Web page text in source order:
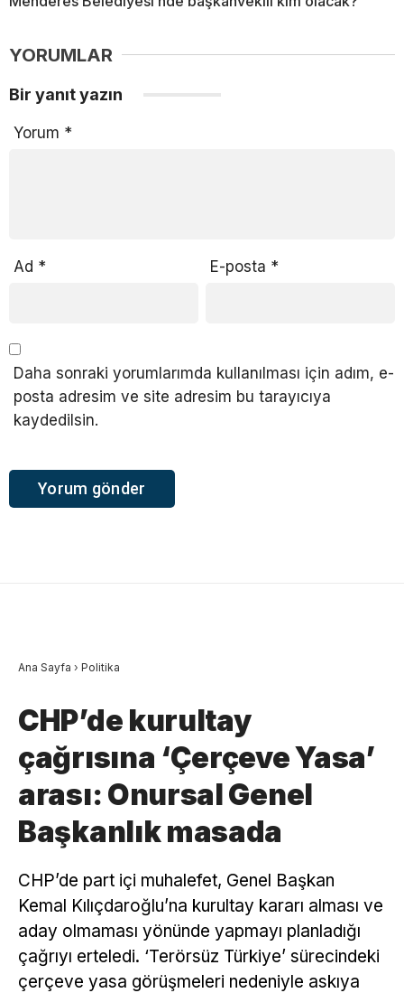
YORUMLAR
Bir yanıt yazın
Yorum *
Ad * E-posta *
Daha sonraki yorumlarımda kullanılması için adım, e-
posta adresim ve site adresim bu tarayıcıya
kaydedilsin.
Ana Sayfa › Politika
CHP’de kurultay
çağrısına ‘Çerçeve Yasa’
arası: Onursal Genel
Başkanlık masada
CHP’de part içi muhalefet, Genel Başkan
Kemal Kılıçdaroğlu’na kurultay kararı alması ve
aday olmaması yönünde yapmayı planladığı
çağrıyı erteledi. ‘Terörsüz Türkiye’ sürecindeki
çerçeve yasa görüşmeleri nedeniyle askıya